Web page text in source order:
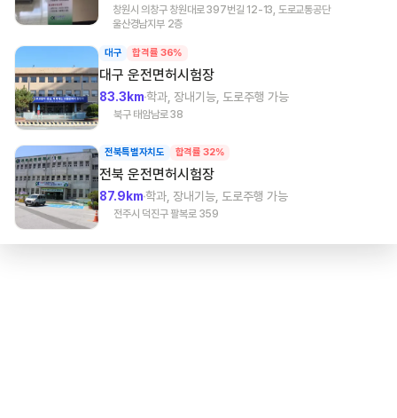
창원시 의창구 창원대로 397번길 12-13, 도로교통공단
울산경남지부 2층
대구 합격률 36%
대구 운전면허시험장
83.3km학과, 장내기능, 도로주행 가능
북구 태암남로 38
전북특별자치도 합격률 32%
전북 운전면허시험장
87.9km학과, 장내기능, 도로주행 가능
전주시 덕진구 팔복로 359